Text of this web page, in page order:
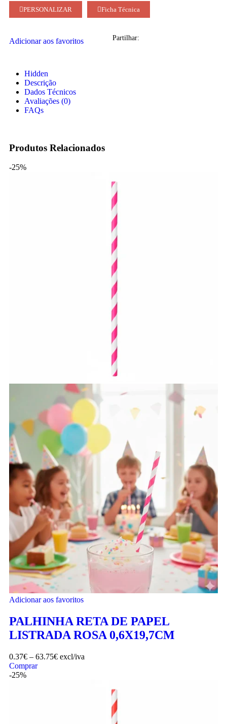
PERSONALIZAR Ficha Técnica
Adicionar aos favoritos Partilhar:
Hidden
Descrição
Dados Técnicos
Avaliações (0)
FAQs
Produtos Relacionados
-25%
Adicionar aos favoritos
PALHINHA RETA DE PAPEL
LISTRADA ROSA 0,6X19,7CM
0.37€ – 63.75€ excl/iva
Comprar
-25%